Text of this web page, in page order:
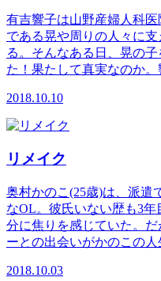
有吉響子は山野産婦人科
である晃や周りの人々に
る。そんなある日、晃の
た！果たして真実なのか
2018.10.10
リメイク
奥村かのこ(25歳)は、派遣
なOL。彼氏いない歴も3
分に焦りを感じていた。
ーとの出会いがかのこの
2018.10.03